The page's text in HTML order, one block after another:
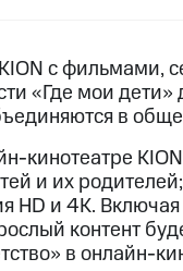
с
«Где мои
в
кинотеатре
и их
HD и 4K.
контент
в онлайн-